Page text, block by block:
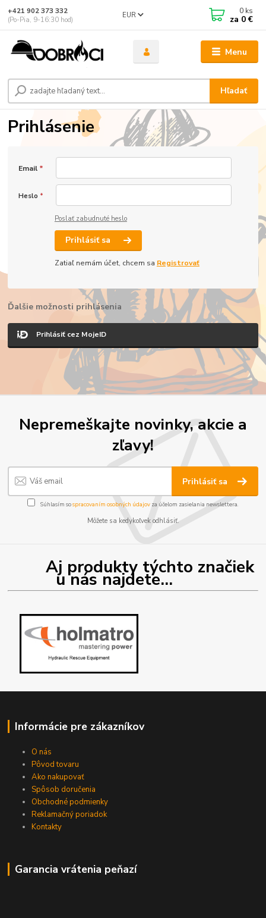
Menu
EUR
Hľadať
+421 902 373 332
(Po-Pia, 9-16:30 hod)
0 ks
za 0 €
Prihlásenie
Email *
Heslo *
Poslať zabudnuté heslo
Prihlásiť sa
Zatiaľ nemám účet, chcem sa Registrovať
Ďalšie možnosti prihlásenia
Prihlásiť cez MojeID
Nepremeškajte novinky, akcie a
zľavy!
Prihlásiť sa
Súhlasím sospracovaním osobných údajov za účelom zasielania newslettera.
Môžete sa kedykoľvek odhlásiť.
Aj produkty týchto značiek
u nás najdete...
Informácie pre zákazníkov
O nás
Pôvod tovaru
Ako nakupovať
Spôsob doručenia
Obchodné podmienky
Reklamačný poriadok
Kontakty
Garancia vrátenia peňazí